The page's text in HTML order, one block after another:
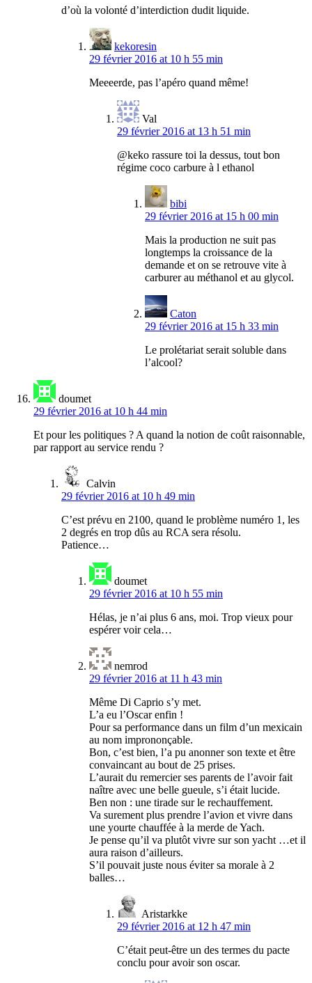
d’où la volonté d’interdiction dudit liquide.
kekoresin
29 février 2016 at 10 h 55 min
Meeeerde, pas l’apéro quand même!
Val
29 février 2016 at 13 h 51 min
@keko rassure toi la dessus, tout bon
régime coco carbure à l ethanol
bibi
29 février 2016 at 15 h 00 min
Mais la production ne suit pas
longtemps la croissance de la
demande et on se retrouve vite à
carburer au méthanol et au glycol.
Caton
29 février 2016 at 15 h 33 min
Le prolétariat serait soluble dans
l’alcool?
doumet
29 février 2016 at 10 h 44 min
Et pour les politiques ? A quand la notion de coût raisonnable,
par rapport au service rendu ?
Calvin
29 février 2016 at 10 h 49 min
C’est prévu en 2100, quand le problème numéro 1, les
2 degrés en trop dûs au RCA sera résolu.
Patience…
doumet
29 février 2016 at 10 h 55 min
Hélas, je n’ai plus 6 ans, moi. Trop vieux pour
espérer voir cela…
nemrod
29 février 2016 at 11 h 43 min
Même Di Caprio s’y met.
L’a eu l’Oscar enfin !
Pour sa performance dans un film d’un mexicain
au nom imprononçable.
Bon, c’est bien, l’a pu anonner son texte et être
convaincant au bout de 25 prises.
L’aurait du remercier ses parents de l’avoir fait
naître avec une belle gueule, s’i était lucide.
Ben non : une tirade sur le rechauffement.
Va surement plus prendre l’avion et vivre dans
une yourte chauffée à la merde de Yach.
Je pense qu’il va plutôt vivre sur son yacht …et il
aura raison d’ailleurs.
S’il pouvait juste nous éviter sa morale à 2
balles…
Aristarkke
29 février 2016 at 12 h 47 min
C’était peut-être un des termes du pacte
conclu pour avoir son oscar.